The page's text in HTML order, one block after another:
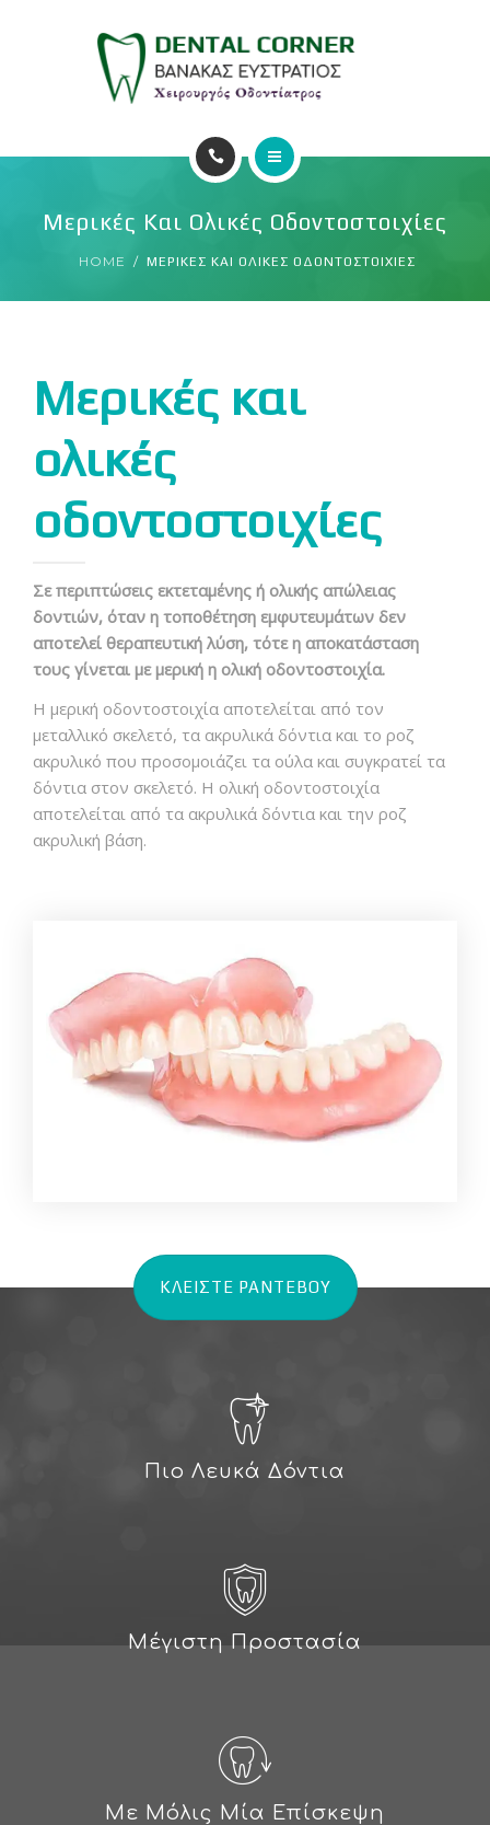
ΕΠΙΚΟΙΝΩΝΙΑ
Ο ΙΑΤΡΟΣ
Μερικές Και Ολικές Οδοντοστοιχίες
HOME ΜΕΡΙΚΕΣ ΚΑΙ ΟΛΙΚΕΣ ΟΔΟΝΤΟΣΤΟΙΧΙΕΣ
Μερικές και
ολικές
οδοντοστοιχίες
Σε περιπτώσεις εκτεταμένης ή ολικής απώλειας
δοντιών, όταν η τοποθέτηση εμφυτευμάτων δεν
αποτελεί θεραπευτική λύση, τότε η αποκατάσταση
τους γίνεται με μερική η ολική οδοντοστοιχία.
Η μερική οδοντοστοιχία αποτελείται από τον
μεταλλικό σκελετό, τα ακρυλικά δόντια και το ροζ
ακρυλικό που προσομοιάζει τα ούλα και συγκρατεί τα
δόντια στον σκελετό. Η ολική οδοντοστοιχία
αποτελείται από τα ακρυλικά δόντια και την ροζ
ακρυλική βάση.
ΚΛΕΙΣΤΕ ΡΑΝΤΕΒΟΥ
Πιο Λευκά Δόντια
Μέγιστη Προστασία
Με Μόλις Μία Επίσκεψη